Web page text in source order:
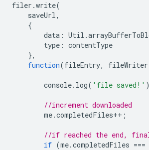
filer .write(
saveUrl,
{
data : Util .
type : contentType
},
function(fileEntry, fileWriter
console. log( 'file saved!'
//increment downloaded
me.completedFiles++ ;
//if reached the end,
if (me.completedFiles ===